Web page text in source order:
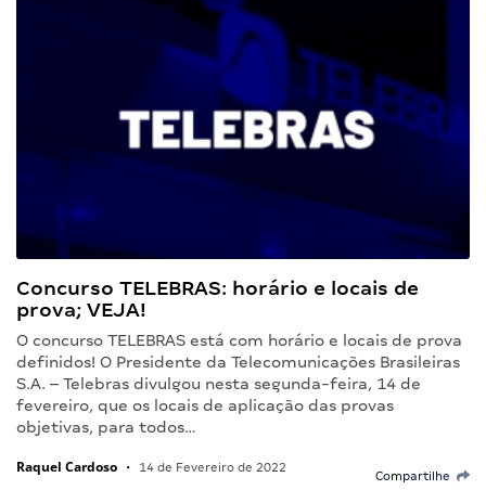
Concurso TELEBRAS: horário e locais de
prova; VEJA!
O concurso TELEBRAS está com horário e locais de prova
definidos! O Presidente da Telecomunicações Brasileiras
S.A. – Telebras divulgou nesta segunda-feira, 14 de
fevereiro, que os locais de aplicação das provas
objetivas, para todos…
Raquel Cardoso • 14 de Fevereiro de 2022
Compartilhe